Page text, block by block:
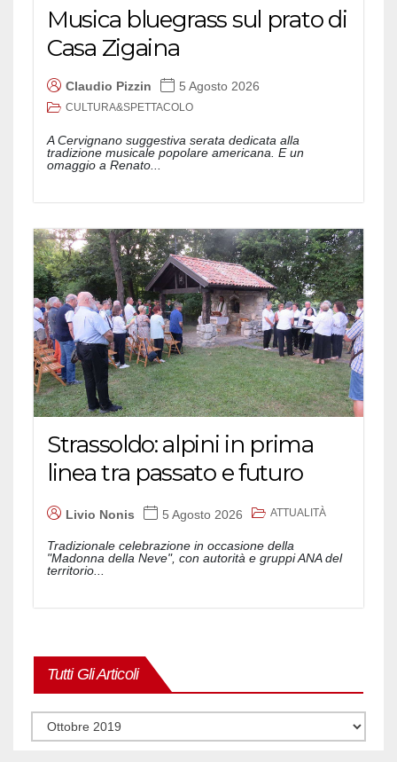
Musica bluegrass sul prato di
Casa Zigaina
Claudio Pizzin 5 Agosto 2026
CULTURA&SPETTACOLO
A Cervignano suggestiva serata dedicata alla
tradizione musicale popolare americana. E un
omaggio a Renato...
Strassoldo: alpini in prima
linea tra passato e futuro
Livio Nonis 5 Agosto 2026 ATTUALITÀ
Tradizionale celebrazione in occasione della
"Madonna della Neve", con autorità e gruppi ANA del
territorio...
Tutti Gli Articoli
Tutti
articoli